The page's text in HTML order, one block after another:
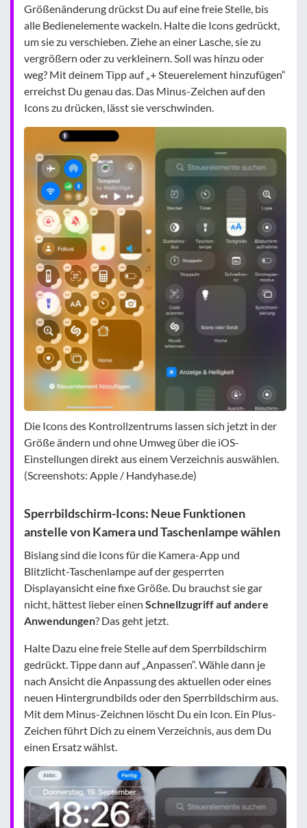
Größenänderung drückst Du auf eine freie Stelle, bis
alle Bedienelemente wackeln. Halte die Icons gedrückt,
um sie zu verschieben. Ziehe an einer Lasche, sie zu
vergrößern oder zu verkleinern. Soll was hinzu oder
weg? Mit deinem Tipp auf „+ Steuerelement hinzufügen“
erreichst Du genau das. Das Minus-Zeichen auf den
Icons zu drücken, lässt sie verschwinden.
Die Icons des Kontrollzentrums lassen sich jetzt in der
Größe ändern und ohne Umweg über die iOS-
Einstellungen direkt aus einem Verzeichnis auswählen.
(Screenshots: Apple / Handyhase.de)
Sperrbildschirm-Icons: Neue Funktionen
anstelle von Kamera und Taschenlampe wählen
Bislang sind die Icons für die Kamera-App und
Blitzlicht-Taschenlampe auf der gesperrten
Displayansicht eine fixe Größe. Du brauchst sie gar
nicht, hättest lieber einen Schnellzugriff auf andere
Anwendungen? Das geht jetzt.
Halte Dazu eine freie Stelle auf dem Sperrbildschirm
gedrückt. Tippe dann auf „Anpassen“. Wähle dann je
nach Ansicht die Anpassung des aktuellen oder eines
neuen Hintergrundbilds oder den Sperrbildschirm aus.
Mit dem Minus-Zeichnen löscht Du ein Icon. Ein Plus-
Zeichen führt Dich zu einem Verzeichnis, aus dem Du
einen Ersatz wählst.